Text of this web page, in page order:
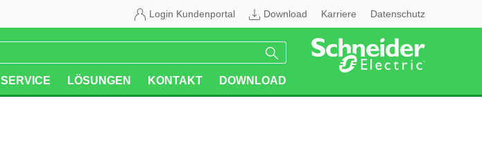
Login Kundenportal Download Karriere Datenschutz
SERVICE LÖSUNGEN KONTAKT DOWNLOAD